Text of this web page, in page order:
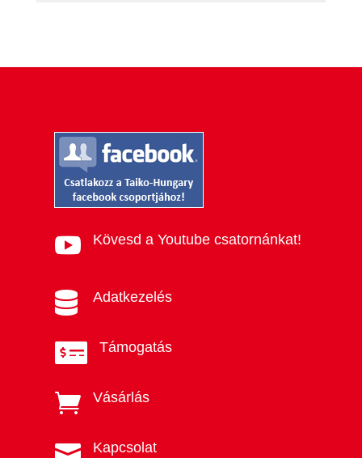
 Kövesd a Youtube csatornánkat!
 Adatkezelés
 Támogatás
 Vásárlás
Kapcsolat